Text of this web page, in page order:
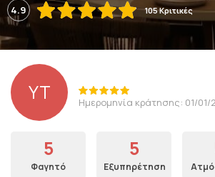
4.9 105 Κριτικές
YT Ημερομηνία κράτησης: 01/01/
5
Φαγητό
5
Εξυπηρέτηση